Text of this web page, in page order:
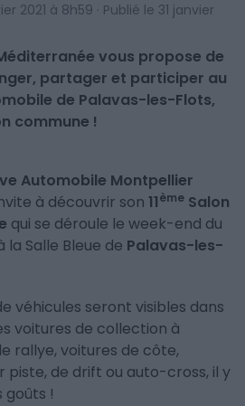
2021 à 8h59 · Publié le 31 janvier
vous propose de
partager et participer au
de Palavas-les-Flots,
commune !
Automobile Montpellier
à découvrir son 11ème Salon
qui se déroule le week-end du
la Salle Bleue de Palavas-les-
véhicules seront visibles dans
voitures de collection à
rallye, voitures de côte,
piste, de drift ou auto-cross, il y
goûts !